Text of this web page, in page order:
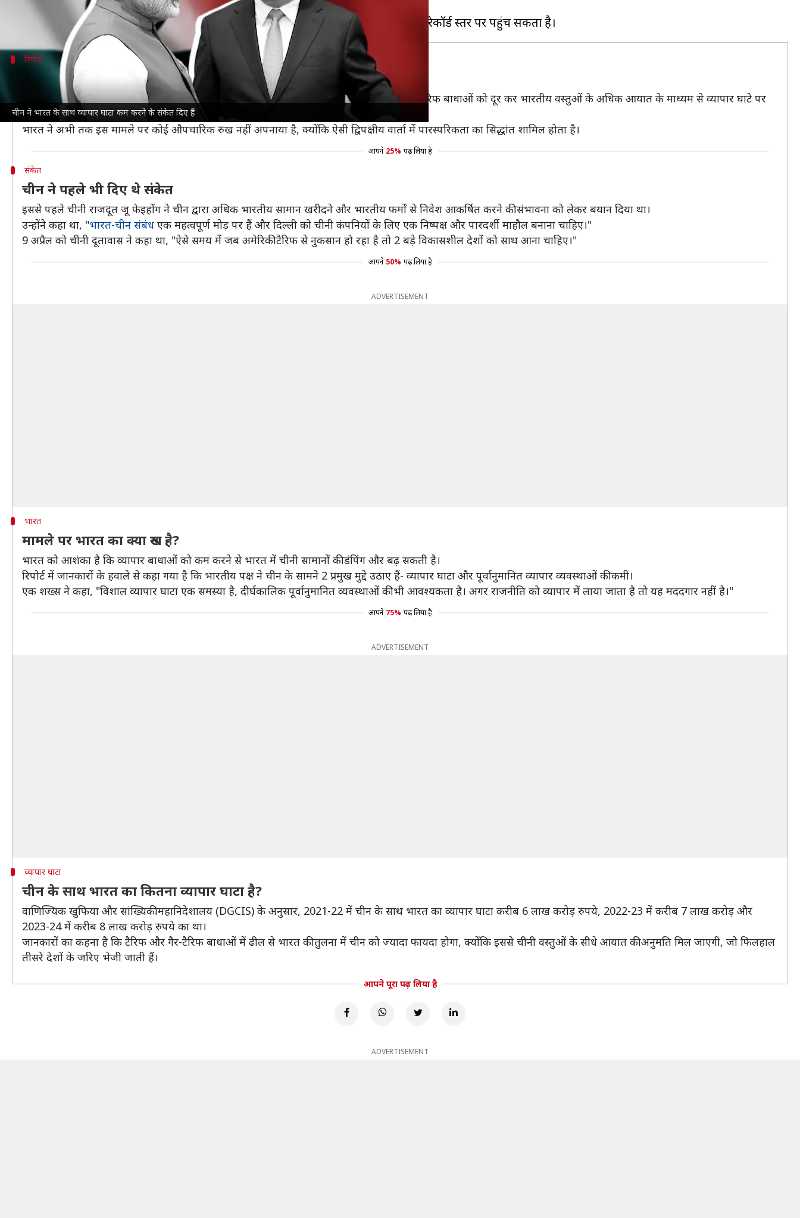
चीन ने भारत के साथ व्यापार घाटा कम करने के संकेत दिए हैं
रिपोर्ट
आयात बढ़ाकर व्यापार घाटा कम कर सकता है चीन
हिंदुस्तान टाइम्सने मामले की जानकारी रखने वाले 3 लोगों के हवाले से बताया कि चीन ने टैरिफ और गैर-टैरिफ बाधाओं को दूर कर भारतीय वस्तुओं के अधिक आयात के माध्यम से व्यापार घाटे पर
भारत की चिंताओं को दूर करने के लिए अनौपचारिक रूप से संकेत भेजे हैं।
भारत ने अभी तक इस मामले पर कोई औपचारिक रुख नहीं अपनाया है, क्योंकि ऐसी द्विपक्षीय वार्ता में पारस्परिकता का सिद्धांत शामिल होता है।
आपने 25% पढ़ लिया है
संकेत
चीन ने पहले भी दिए थे संकेत
इससे पहले चीनी राजदूत जू फेइहोंग ने चीन द्वारा अधिक भारतीय सामान खरीदने और भारतीय फर्मों से निवेश आकर्षित करने की संभावना को लेकर बयान दिया था।
उन्होंने कहा था, "भारत-चीन संबंध एक महत्वपूर्ण मोड़ पर हैं और दिल्ली को चीनी कंपनियों के लिए एक निष्पक्ष और पारदर्शी माहौल बनाना चाहिए।"
9 अप्रैल को चीनी दूतावास ने कहा था, "ऐसे समय में जब अमेरिकी टैरिफ से नुकसान हो रहा है तो 2 बड़े विकासशील देशों को साथ आना चाहिए।"
आपने 50% पढ़ लिया है
ADVERTISEMENT
भारत
मामले पर भारत का क्या रुख है?
भारत को आशंका है कि व्यापार बाधाओं को कम करने से भारत में चीनी सामानों की डंपिंग और बढ़ सकती है।
रिपोर्ट में जानकारों के हवाले से कहा गया है कि भारतीय पक्ष ने चीन के सामने 2 प्रमुख मुद्दे उठाए हैं- व्यापार घाटा और पूर्वानुमानित व्यापार व्यवस्थाओं की कमी।
एक शख्स ने कहा, "विशाल व्यापार घाटा एक समस्या है, दीर्घकालिक पूर्वानुमानित व्यवस्थाओं की भी आवश्यकता है। अगर राजनीति को व्यापार में लाया जाता है तो यह मददगार नहीं है।"
आपने 75% पढ़ लिया है
ADVERTISEMENT
व्यापार घाटा
चीन के साथ भारत का कितना व्यापार घाटा है?
वाणिज्यिक खुफिया और सांख्यिकी महानिदेशालय (DGCIS) के अनुसार, 2021-22 में चीन के साथ भारत का व्यापार घाटा करीब 6 लाख करोड़ रुपये, 2022-23 में करीब 7 लाख करोड़ और
2023-24 में करीब 8 लाख करोड़ रुपये का था।
जानकारों का कहना है कि टैरिफ और गैर-टैरिफ बाधाओं में ढील से भारत की तुलना में चीन को ज्यादा फायदा होगा, क्योंकि इससे चीनी वस्तुओं के सीधे आयात की अनुमति मिल जाएगी, जो फिलहाल
तीसरे देशों के जरिए भेजी जाती हैं।
आपने पूरा पढ़ लिया है
ADVERTISEMENT